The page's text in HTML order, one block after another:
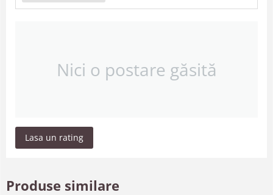
Nici o postare găsită
Lasa un rating
Produse similare